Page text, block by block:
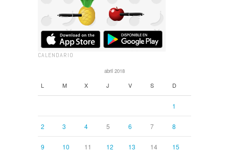
CALENDARIO
abril 2018
L M X J V S D
1
2 3 4 5 6 7 8
9 10 11 12 13 14 15